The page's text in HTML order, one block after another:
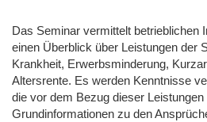
Das Seminar vermittelt betrieblichen
einen Überblick über Leistungen der
Krankheit, Erwerbsminderung,
Altersrente. Es werden Kenntnisse
die vor dem Bezug dieser Leistungen
Grundinformationen zu den